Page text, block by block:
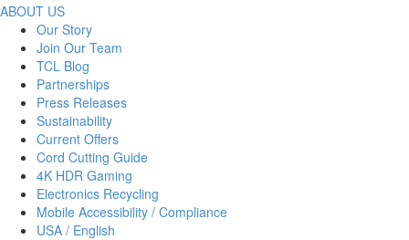
ABOUT US
Our Story
Join Our Team
TCL Blog
Partnerships
Press Releases
Sustainability
Current Offers
Cord Cutting Guide
4K HDR Gaming
Electronics Recycling
Mobile Accessibility / Compliance
USA / English